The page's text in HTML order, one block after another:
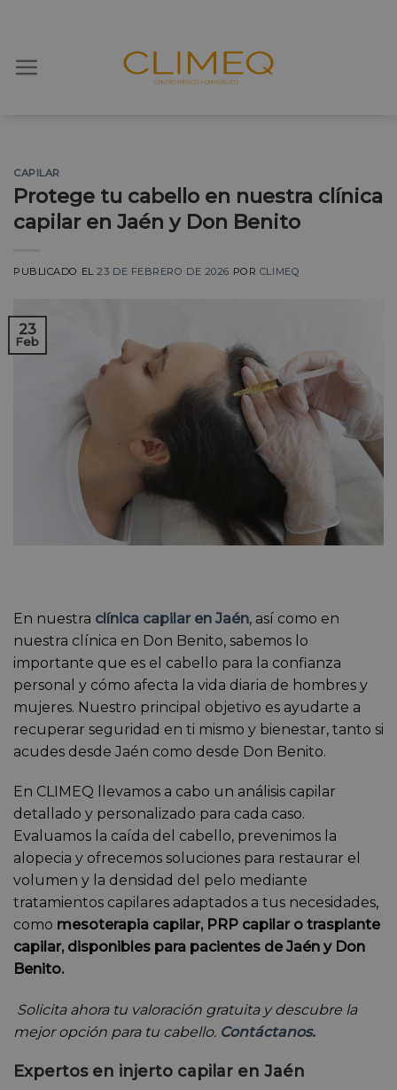
CAPILAR
Protege tu cabello en nuestra clínica
capilar en Jaén y Don Benito
PUBLICADO EL23 DE FEBRERO DE 2026 POR CLIMEQ
23
Feb
En nuestra clínica capilar en Jaén, así como en
nuestra clínica en Don Benito, sabemos lo
importante que es el cabello para la confianza
personal y cómo afecta la vida diaria de hombres y
mujeres. Nuestro principal objetivo es ayudarte a
recuperar seguridad en ti mismo y bienestar, tanto si
acudes desde Jaén como desde Don Benito.
En CLIMEQ llevamos a cabo un análisis capilar
detallado y personalizado para cada caso.
Evaluamos la caída del cabello, prevenimos la
alopecia y ofrecemos soluciones para restaurar el
volumen y la densidad del pelo mediante
tratamientos capilares adaptados a tus necesidades,
como mesoterapia capilar, PRP capilar o trasplante
capilar, disponibles para pacientes de Jaén y Don
Benito.
Solicita ahora tu valoración gratuita y descubre la
mejor opción para tu cabello. Contáctanos.
Expertos en injerto capilar en Jaén